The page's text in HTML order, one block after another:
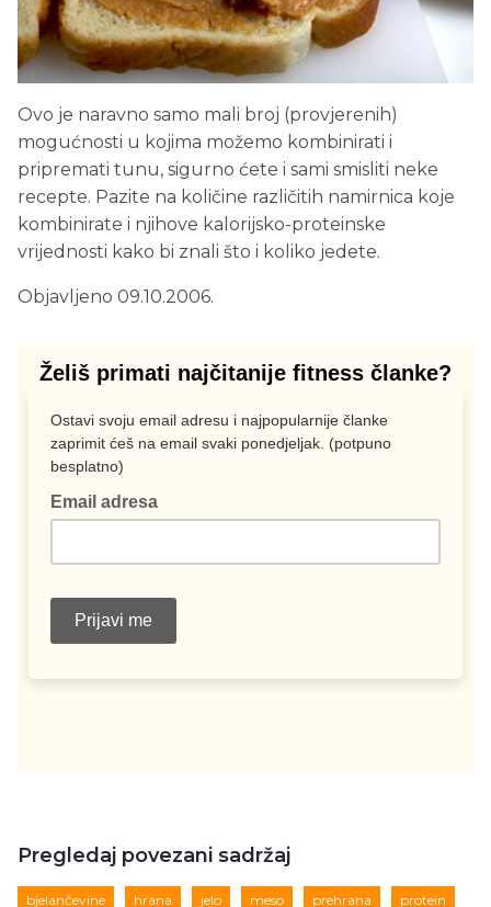
Ovo je naravno samo mali broj (provjerenih)
mogućnosti u kojima možemo kombinirati i
pripremati tunu, sigurno ćete i sami smisliti neke
recepte. Pazite na količine različitih namirnica koje
kombinirate i njihove kalorijsko-proteinske
vrijednosti kako bi znali što i koliko jedete.
Objavljeno 09.10.2006.
Pregledaj povezani sadržaj
bjelančevine hrana jelo meso prehrana protein